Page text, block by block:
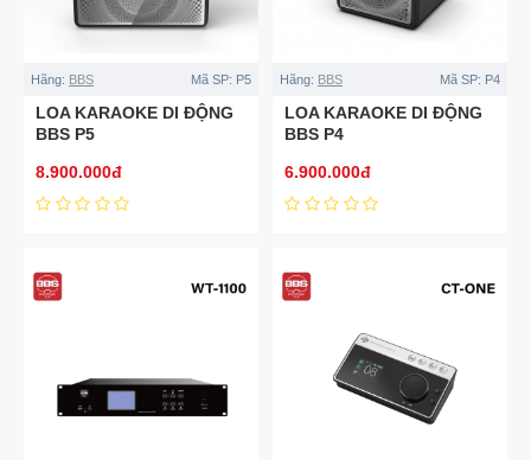
Hãng: BBS Mã SP: P5
LOA KARAOKE DI ĐỘNG
BBS P5
8.900.000đ
Hãng: BBS Mã SP: P4
LOA KARAOKE DI ĐỘNG
BBS P4
6.900.000đ